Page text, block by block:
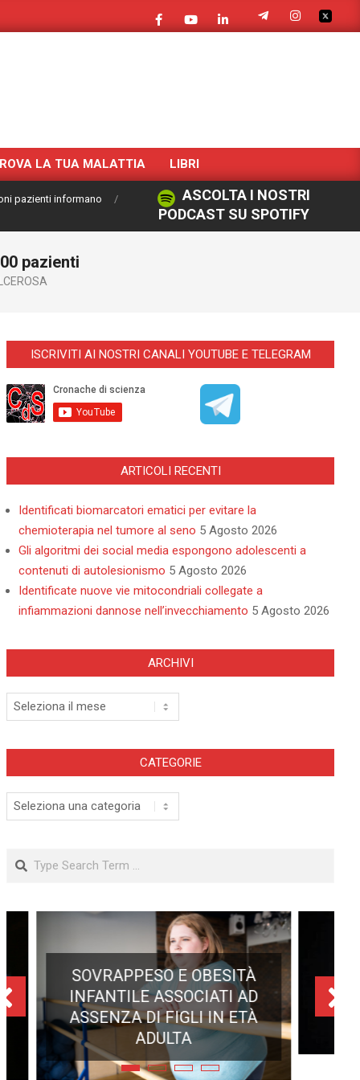
LA TUA MALATTIA LIBRI
pazienti informano
ASCOLTA I NOSTRI
PODCAST SU SPOTIFY
pazienti
ISCRIVITI AI NOSTRI CANALI YOUTUBE E TELEGRAM
ARTICOLI RECENTI
Identificati biomarcatori ematici per evitare la
chemioterapia nel tumore al seno 5 Agosto 2026
Gli algoritmi dei social media espongono adolescenti a
contenuti di autolesionismo 5 Agosto 2026
Identificate nuove vie mitocondriali collegate a
infiammazioni dannose nell’invecchiamento 5 Agosto 2026
ARCHIVI
Archivi
CATEGORIE
Categorie
Search
ECLISSE TOTALE DEL 12
AGOSTO 2026: DOVE SI
POTRÀ VEDERE